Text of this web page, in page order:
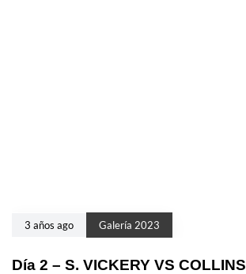
3 años ago Galería 2023
Día 2 – S. VICKERY VS COLLINS